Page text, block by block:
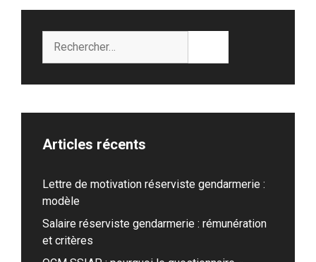
Articles récents
Lettre de motivation réserviste gendarmerie :
modèle
Salaire réserviste gendarmerie : rémunération
et critères